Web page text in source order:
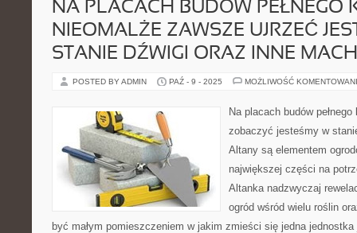
NA PLACACH BUDÓW PEŁNEGO
NIEOMALŻE ZAWSZE UJRZEĆ
STANIE DŹWIGI ORAZ INNE
POSTED BY ADMIN PAŹ - 9 - 2025 MOŻLIWOŚĆ
Na placach budów
zobaczyć jesteśmy w
Altany są elementem
największej części na
Altanka nadzwyczaj
ogród wśród wielu roślin
być małym pomieszczeniem w jakim zmieści się jedna